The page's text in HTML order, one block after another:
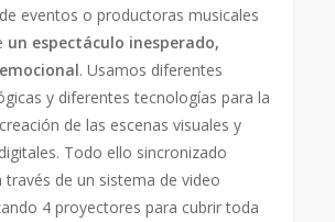
eventos o productoras musicales
un espectáculo inesperado,
. Usamos diferentes
y diferentes tecnologías para la
de las escenas visuales y
Todo ello sincronizado
través de un sistema de video
4 proyectores para cubrir toda